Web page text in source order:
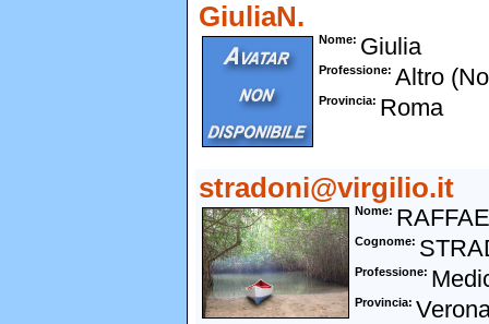
GiuliaN.
Nome Giulia
Professione Altro
Provincia Roma
stradoni@virgilio.it
Nome
Cognome
Professione
Provincia